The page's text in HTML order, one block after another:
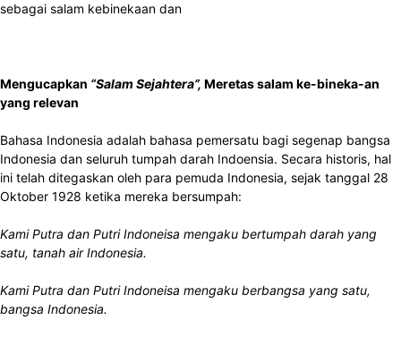
sebagai salam kebinekaan dan
Mengucapkan “Salam Sejahtera”, Meretas salam ke-bineka-an
yang relevan
Bahasa Indonesia adalah bahasa pemersatu bagi segenap bangsa
Indonesia dan seluruh tumpah darah Indoensia. Secara historis, hal
ini telah ditegaskan oleh para pemuda Indonesia, sejak tanggal 28
Oktober 1928 ketika mereka bersumpah:
Kami Putra dan Putri Indoneisa mengaku bertumpah darah yang
satu, tanah air Indonesia.
Kami Putra dan Putri Indoneisa mengaku berbangsa yang satu,
bangsa Indonesia.